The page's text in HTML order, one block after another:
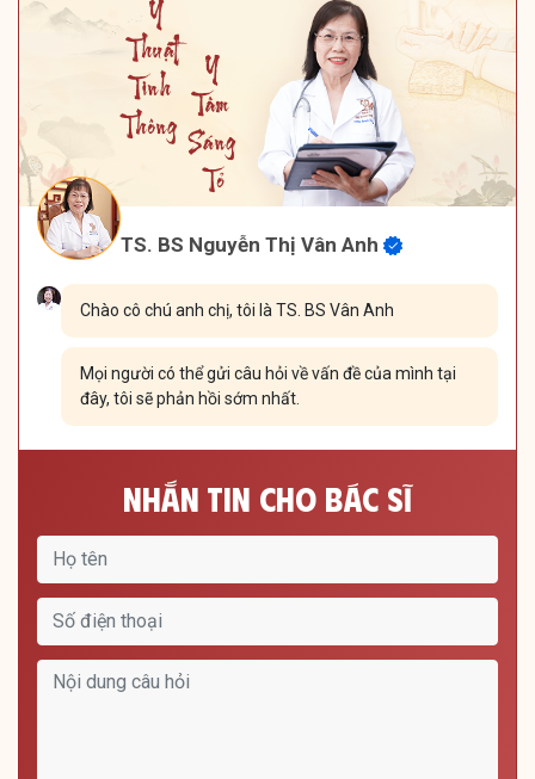
TS. BS Nguyễn Thị Vân Anh
Chào cô chú anh chị, tôi là TS. BS Vân Anh
Mọi người có thể gửi câu hỏi về vấn đề của mình tại
đây, tôi sẽ phản hồi sớm nhất.
Nhắn Tin Cho Bác Sĩ